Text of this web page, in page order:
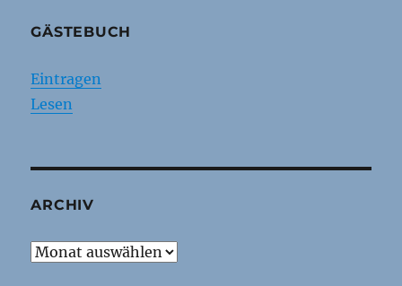
GÄSTEBUCH
Eintragen
Lesen
ARCHIV
Archiv